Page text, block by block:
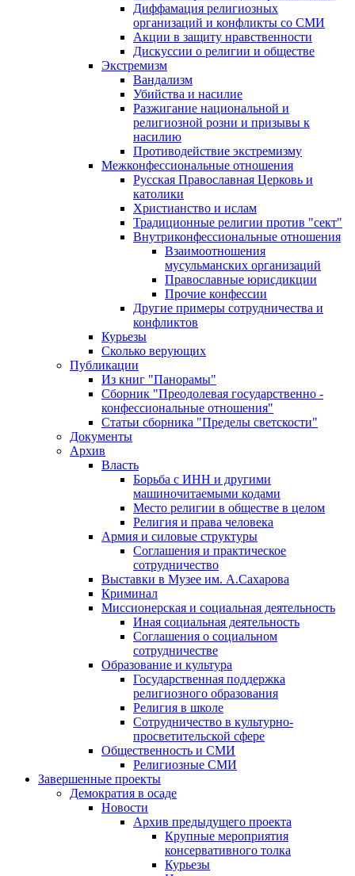
Диффамация религиозных
организаций и конфликты со СМИ
Акции в защиту нравственности
Дискуссии о религии и обществе
Экстремизм
Вандализм
Убийства и насилие
Разжигание национальной и
религиозной розни и призывы к
насилию
Противодействие экстремизму
Межконфессиональные отношения
Русская Православная Церковь и
католики
Христианство и ислам
Традиционные религии против "сект"
Внутриконфессиональные отношения
Взаимоотношения
мусульманских организаций
Православные юрисдикции
Прочие конфессии
Другие примеры сотрудничества и
конфликтов
Курьезы
Сколько верующих
Публикации
Из книг "Панорамы"
Сборник "Преодолевая государственно -
конфессиональные отношения"
Статьи сборника "Пределы светскости"
Документы
Архив
Власть
Борьба с ИНН и другими
машиночитаемыми кодами
Место религии в обществе в целом
Религия и права человека
Армия и силовые структуры
Соглашения и практическое
сотрудничество
Выставки в Музее им. А.Сахарова
Криминал
Миссионерская и социальная деятельность
Иная социальная деятельность
Соглашения о социальном
сотрудничестве
Образование и культура
Государственная поддержка
религиозного образования
Религия в школе
Сотрудничество в культурно-
просветительской сфере
Общественность и СМИ
Религиозные СМИ
Завершенные проекты
Демократия в осаде
Новости
Архив предыдущего проекта
Крупные мероприятия
консервативного толка
Курьезы